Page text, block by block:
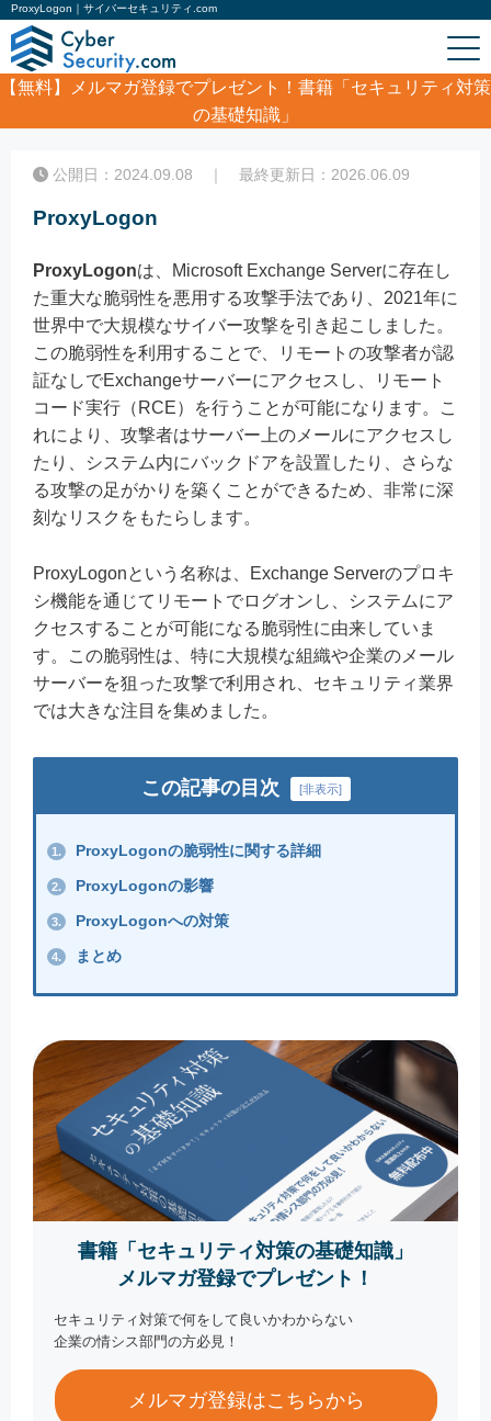
ProxyLogon｜サイバーセキュリティ.com
【無料】
メルマガ登録でプレゼント！書籍「セキュリティ対策
の基礎知識」
ProxyLogon
公開日：2024.09.08 ｜ 最終更新日：2026.06.09
ProxyLogon
ProxyLogonは、Microsoft Exchange Serverに存在し
た重大な脆弱性を悪用する攻撃手法であり、2021年に
世界中で大規模なサイバー攻撃を引き起こしました。
この脆弱性を利用することで、リモートの攻撃者が認
証なしでExchangeサーバーにアクセスし、リモート
コード実行（RCE）を行うことが可能になります。こ
れにより、攻撃者はサーバー上のメールにアクセスし
たり、システム内にバックドアを設置したり、さらな
る攻撃の足がかりを築くことができるため、非常に深
刻なリスクをもたらします。
ProxyLogonという名称は、Exchange Serverのプロキ
シ機能を通じてリモートでログオンし、システムにア
クセスすることが可能になる脆弱性に由来していま
す。この脆弱性は、特に大規模な組織や企業のメール
サーバーを狙った攻撃で利用され、セキュリティ業界
では大きな注目を集めました。
この記事の目次 [非表示]
1. ProxyLogonの脆弱性に関する詳細
2. ProxyLogonの影響
3. ProxyLogonへの対策
4. まとめ
書籍「セキュリティ対策の基礎知識」
メルマガ登録でプレゼント！
セキュリティ対策で何をして良いかわからない
企業の情シス部門の方必見！
メルマガ登録はこちらから